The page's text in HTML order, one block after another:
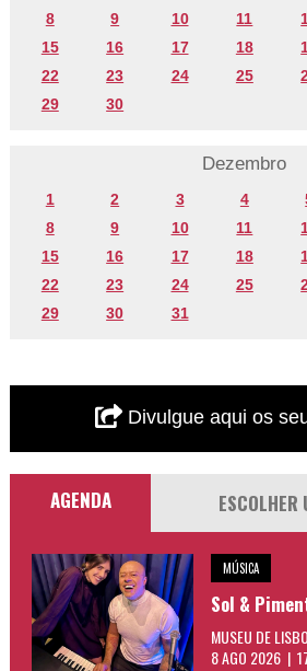
8
9 10 11
15
16 17 18
22
23 24 25
29
30
Dezembro
1 2 3 4
8
9 10 11
15
16 17 18
22
23 24 25
29
30 31
Divulgue aqui os
AGENDA
MÚSICA
Sol &
MUSEU DE
8 AGO 2026 |